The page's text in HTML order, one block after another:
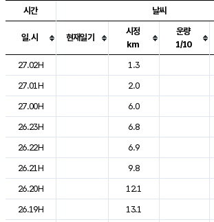
도시별 기상실황표로 지점, 날씨, 기온, 강수, 바
시간 날씨
일.시 현재일기
시정
km
운량
1/10
27.02H
1.3
27.01H
2.0
27.00H
6.0
26.23H
6.8
26.22H
6.9
26.21H
9.8
26.20H
12.1
26.19H
13.1